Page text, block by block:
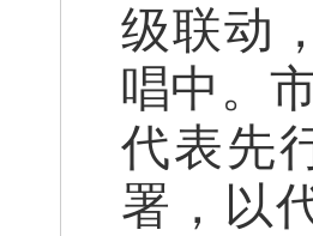
级联动
唱中。
代表先
署，以